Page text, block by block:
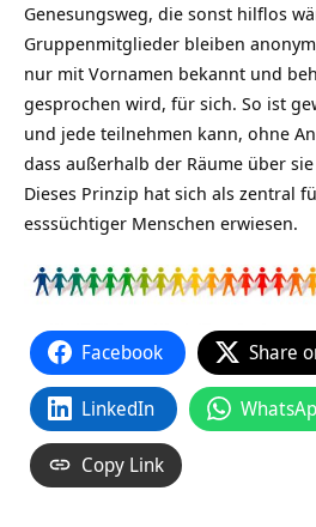
Genesungsweg, die sonst hilflos
Gruppenmitglieder bleiben
nur mit Vornamen bekannt und
gesprochen wird, für sich. So ist
und jede teilnehmen kann, ohne
dass außerhalb der Räume über
Dieses Prinzip hat sich als zentral
esssüchtiger Menschen erwiesen.
Facebook Share
LinkedIn
Copy Link